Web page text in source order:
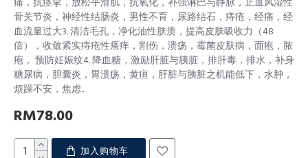
痛，抗痉挛，放松平滑肌，抗氧化，补强淋巴与静脉，止血风湿性
骨关节炎，神经性结肠炎，男性不育，尿路结石，痔疮，经痛，经
血流量过大3. 清洁毛孔，净化油性肤质，提高皮肤吸收力（48
倍），收敛紧实痔疮性瘙痒，割伤，溃疡，霉菌皮肤病，面疱，脓
疱， 预防妊娠纹4. 降血糖，激励肝脏与胰脏，排肝毒，排水，补身
糖尿病，胆囊炎，胃溃疡，黄疸，肝脏与胰脏之机能低下，水肿，
烦躁不安，焦虑..
RM78.00
加入购物车